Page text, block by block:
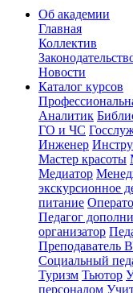
Об академии
Главная
Коллектив
Новости
Каталог курсов
Аналитик
ГО и ЧС
Инженер
Мастер красоты
Медиатор
экскурсионное
питание
Педагог
организатор
Преподаватель
Социальный
Туризм Тьютор
персоналом